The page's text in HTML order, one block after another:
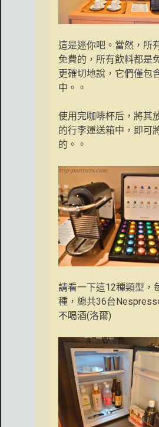
這是迷你吧。當然，所
免費的，所有飲料都是
更確切地說，它們僅包
中。。
使用完咖啡杯后，將其
的行李運送箱中，即可
的。。
請看一下這12種類型，
種，總共36台
不喝酒(洛爾)